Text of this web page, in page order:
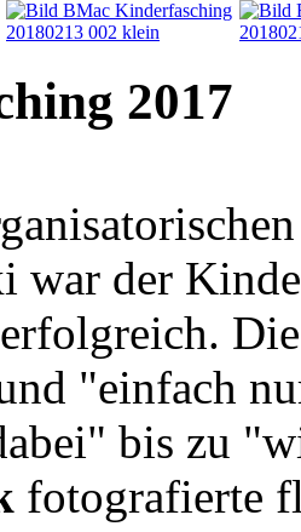
2017
war der
"einfach
bis zu
fotografierte